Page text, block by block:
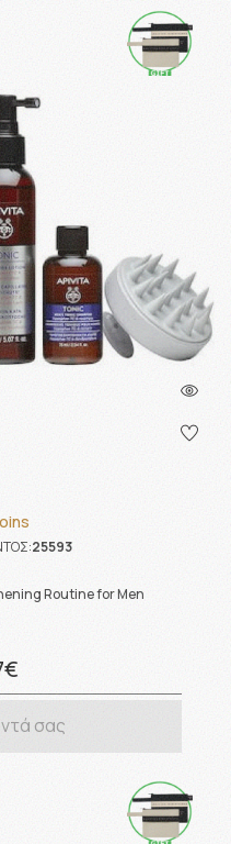
25593
Routine for Men
σας